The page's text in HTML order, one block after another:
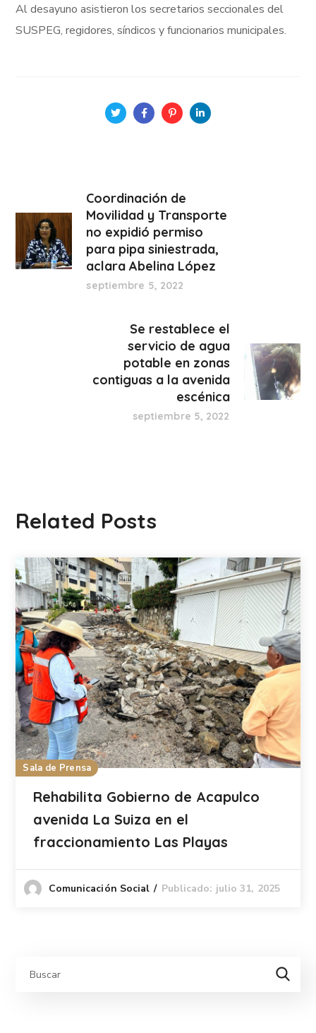
Al desayuno asistieron los secretarios seccionales del
SUSPEG, regidores, síndicos y funcionarios municipales.
Coordinación de
Movilidad y Transporte
no expidió permiso
para pipa siniestrada,
aclara Abelina López
septiembre 5, 2022
Se restablece el
servicio de agua
potable en zonas
contiguas a la avenida
escénica
septiembre 5, 2022
Related Posts
Sala de Prensa
Rehabilita Gobierno de Acapulco
avenida La Suiza en el
fraccionamiento Las Playas
Comunicación Social Publicado: julio 31, 2025